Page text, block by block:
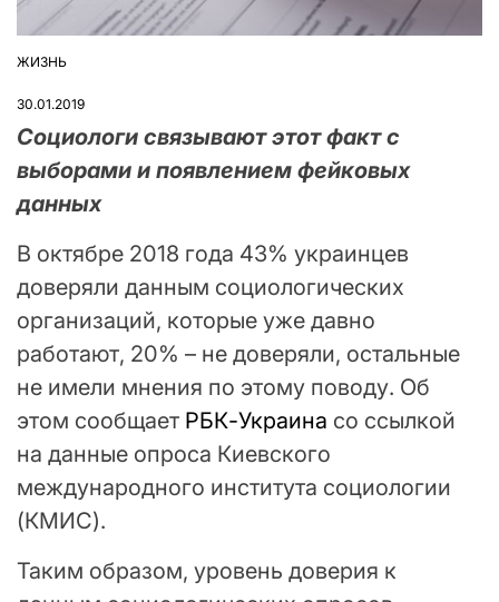
ОПУБЛІКУВАТИ
ЖИЗНЬ
30.01.2019
Социологи связывают этот факт с
выборами и появлением фейковых
данных
В октябре 2018 года 43% украинцев
доверяли данным социологических
организаций, которые уже давно
работают, 20% – не доверяли, остальные
не имели мнения по этому поводу. Об
этом сообщает РБК-Украина со ссылкой
на данные опроса Киевского
международного института социологии
(КМИС).
Таким образом, уровень доверия к